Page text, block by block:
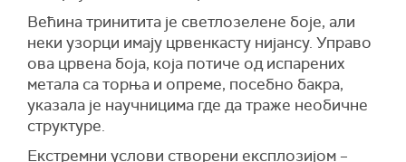
Већина тринитита је светлозелене боје, али
неки узорци имају црвенкасту нијансу. Управо
ова црвена боја, која потиче од испарених
метала са торња и опреме, посебно бакра,
указала је научницима где да траже необичне
структуре.
Екстремни услови створени експлозијом –